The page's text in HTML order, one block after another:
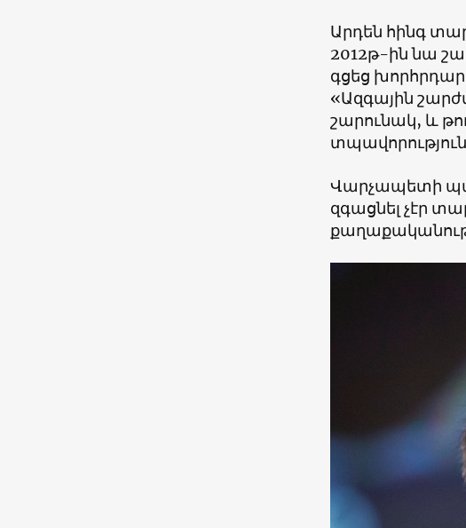
Արդեն հինգ
2012թ-ին նա
գցեց
«Ազգային
շարունակ, և
տպավորություն
Վարչապետի
զգացնել չէր